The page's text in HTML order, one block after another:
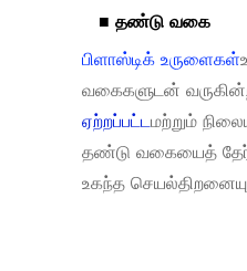
■ தண்டு வகை
பிளாஸ்டிக் உருளைகள்
வகைகளுடன்
ஏற்றப்பட்டமற்றும்
தண்டு வகையைத்
உகந்த